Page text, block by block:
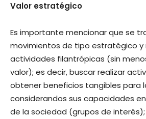
Valor estratégico
Es importante mencionar que se
movimientos de tipo estratégico y
actividades filantrópicas (sin
valor); es decir, buscar realizar
obtener beneficios tangibles para
considerandos sus capacidades
de la sociedad (grupos de